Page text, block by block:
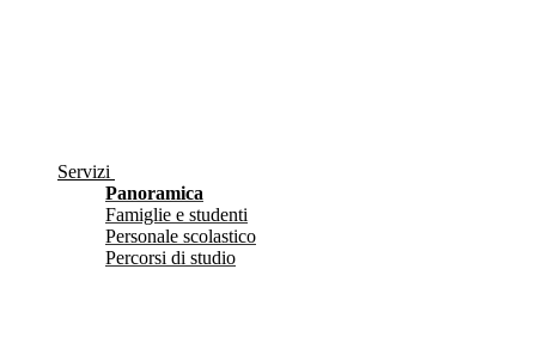
Servizi
Panoramica
Famiglie e studenti
Personale scolastico
Percorsi di studio